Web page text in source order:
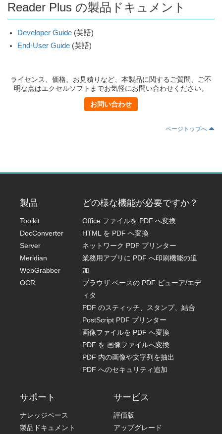
Reader Plus の製品ドキュメント
Developer Guide (英語)
End-User Guide (英語)
ライセンス、価格、お見積りなど、本製品に関するご質問、ご不
明な点はエクセルソフトまでお気軽にお問い合わせください。
お問い合わせ
ページトップへ
製品
Toolkit
DocConverter
Server
Meridian
WebGrabber
OCR
どの様な機能が必要ですか？
Office ファイルを PDF へ変換
HTML を PDF へ変換
ネットワーク PDF プリンター
業務用アプリに PDF へ印刷機能の追
加
ブラウザ ベースの PDF ビューア/エデ
ィタ
PDF のスティッチ、スタンプ、結合
PostScript PDF プリンター
画像ファイルを PDF へ変換
PDF を 画像ファイルへ変換
PDF 内の画像や文字列を抽出
PDF へのセキュリティ追加
サポート
ナレッジベース
製品ドキュメント
サービス
評価版
アップグレード